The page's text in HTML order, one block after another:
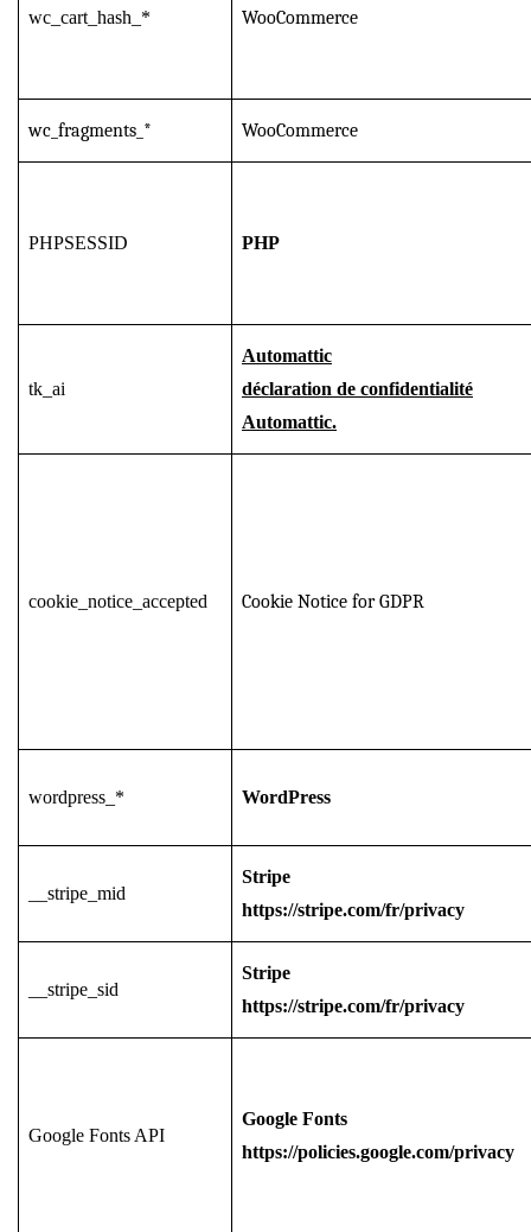
wc_cart_hash_* WooCommerce
wc_fragments_* WooCommerce
PHPSESSID PHP
tk_ai
Automattic
déclaration de confidentialité
Automattic.
cookie_notice_accepted Cookie Notice for GDPR
wordpress_* WordPress
__stripe_mid
Stripe
https://stripe.com/fr/privacy
__stripe_sid
Stripe
https://stripe.com/fr/privacy
Google Fonts API
Google Fonts
https://policies.google.com/privacy